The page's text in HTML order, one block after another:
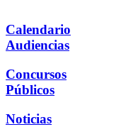
Calendario
Audiencias
Concursos
Públicos
Noticias